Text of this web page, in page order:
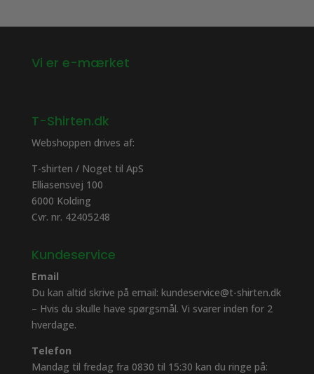
Vi er e-mærket
T-Shirten.dk
Webshoppen drives af:
T-shirten / Noget til ApS
Elliasensvej 100
6000 Kolding
Cvr. nr. 42405248
Kundeservice
Email
Du kan altid skrive på email: kundeservice@t-shirten.dk
– Hvis du skulle have spørgsmål. Vi svarer inden for 2
hverdage.
Telefon
Mandag til fredag fra 0830 til 15:30 kan du ringe på: